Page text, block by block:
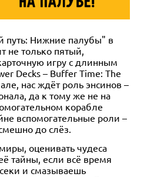
путь: Нижние палубы" в
не только пятый,
игру с длинным
Decks – Buffer Time: The
нас ждёт роль энсинов –
да к тому же не на
корабле
вспомогательные роли –
до слёз.
оценивать чудеса
тайны, если всё время
и смазываешь